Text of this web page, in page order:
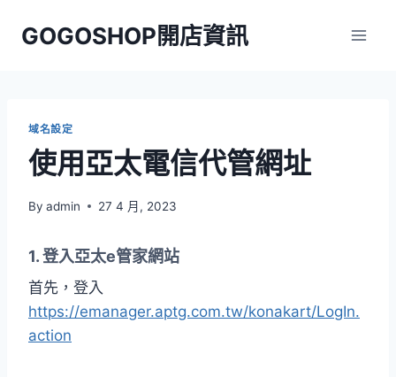
GOGOSHOP開店資訊
域名設定
使用亞太電信代管網址
By admin 27 4 月, 2023
1. 登入亞太e管家網站
首先，登入
https://emanager.aptg.com.tw/konakart/LogIn.
action